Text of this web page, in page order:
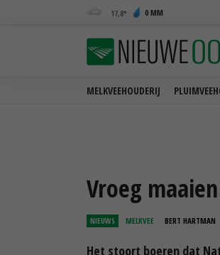
17,8 0 MM
MELKVEEHOUDERIJ
Vroeg
NIEUWS MELKVEE BERT HARTMAN
Het stoort boeren dat